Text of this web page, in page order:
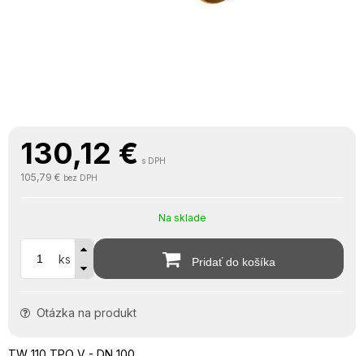
130,12 € s DPH
105,79 € bez DPH
Na sklade
ks Pridať do košíka
Otázka na produkt